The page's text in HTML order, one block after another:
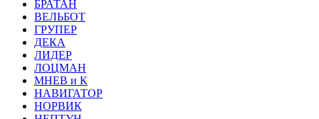
БРАТАН
ВЕЛЬБОТ
ГРУПЕР
ДЕКА
ЛИДЕР
ЛОЦМАН
МНЕВ и К
НАВИГАТОР
НОРВИК